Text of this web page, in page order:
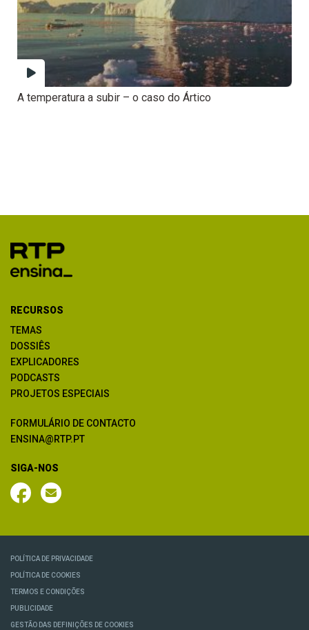
A temperatura a subir – o caso do Ártico
RECURSOS
TEMAS
DOSSIÊS
EXPLICADORES
PODCASTS
PROJETOS ESPECIAIS
FORMULÁRIO DE CONTACTO
ENSINA@RTP.PT
SIGA-NOS
POLÍTICA DE PRIVACIDADE
POLÍTICA DE COOKIES
TERMOS E CONDIÇÕES
PUBLICIDADE
GESTÃO DAS DEFINIÇÕES DE COOKIES